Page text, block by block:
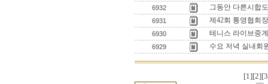
6932 그동안 다른시합
6931 제42회 통영협회
6930 테니스 라이브중
6929 수요 저녁 실내회
[1][2]